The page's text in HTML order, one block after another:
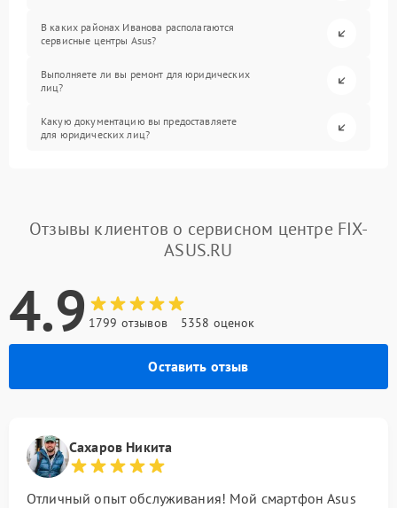
В каких районах Иванова располагаются
сервисные центры Asus?
Выполняете ли вы ремонт для юридических
лиц?
Какую документацию вы предоставляете
для юридических лиц?
Отзывы клиентов о сервисном центре FIX-
ASUS.RU
4.9 1799 отзывов 5358 оценок
Оставить отзыв
Сахаров Никита
Отличный опыт обслуживания! Мой смартфон Asus